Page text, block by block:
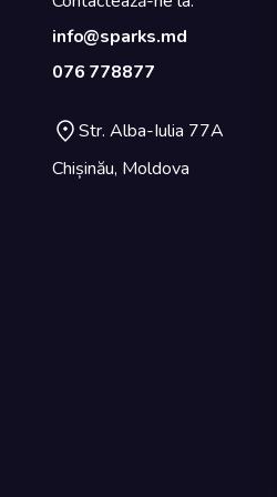
info@sparks.md
076 778877
Str. Alba-Iulia 77A
Chișinău, Moldova